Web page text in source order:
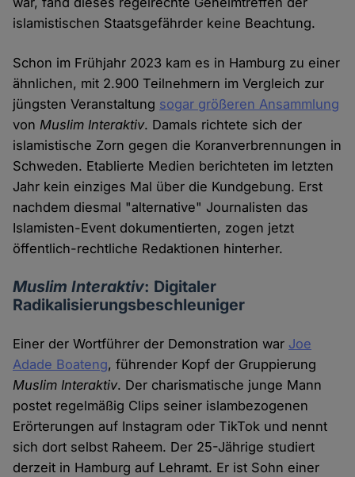
islamistischen Staatsgefährder keine Beachtung.
Schon im Frühjahr 2023 kam es in Hamburg zu einer
ähnlichen, mit 2.900 Teilnehmern im Vergleich zur
jüngsten Veranstaltung sogar größeren Ansammlung
vonMuslim Interaktiv. Damals richtete sich der
islamistische Zorn gegen die Koranverbrennungen in
Schweden. Etablierte Medien berichteten im letzten
Jahr kein einziges Mal über die Kundgebung. Erst
nachdem diesmal "alternative" Journalisten das
Islamisten-Event dokumentierten, zogen jetzt
öffentlich-rechtliche Redaktionen hinterher.
Muslim Interaktiv: Digitaler
Radikalisierungsbeschleuniger
Einer der Wortführer der Demonstration war Joe
Adade Boateng, führender Kopf der Gruppierung
Muslim Interaktiv. Der charismatische junge Mann
postet regelmäßig Clips seiner islambezogenen
Erörterungen auf Instagram oder TikTok und nennt
sich dort selbst Raheem. Der 25-Jährige studiert
derzeit in Hamburg auf Lehramt. Er ist Sohn einer